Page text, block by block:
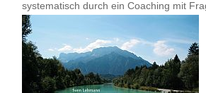
systematisch durch ein Coaching mit